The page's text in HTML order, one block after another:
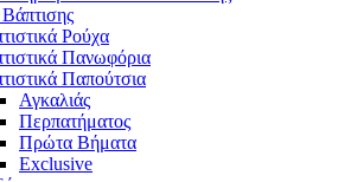
Ρούχα
Πανωφόρια
Παπούτσια
Αγκαλιάς
Περπατήματος
Πρώτα Βήματα
Exclusive